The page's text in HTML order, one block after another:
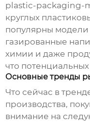
plastic-packaging-
круглых
популярны модели
газированные
химии и даже
что
Основные тренды
Что сейчас в
производства,
внимание на